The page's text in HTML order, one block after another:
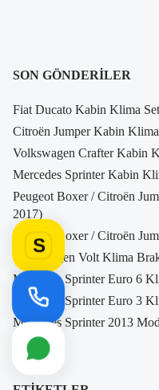
SON GÖNDERILER
Fiat Ducato Kabin Klima
Citroën Jumper Kabin
Volkswagen Crafter Kabin
Mercedes Sprinter Kabin
Peugeot Boxer / Citroën
2017)
Peugeot Boxer / Citroën
Volkswagen Volt Klima
Mercedes Sprinter Euro 6
Mercedes Sprinter Euro 3
Mercedes Sprinter 2013
S